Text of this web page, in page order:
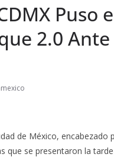
Puso
2.0
de México,
que se presentaron la